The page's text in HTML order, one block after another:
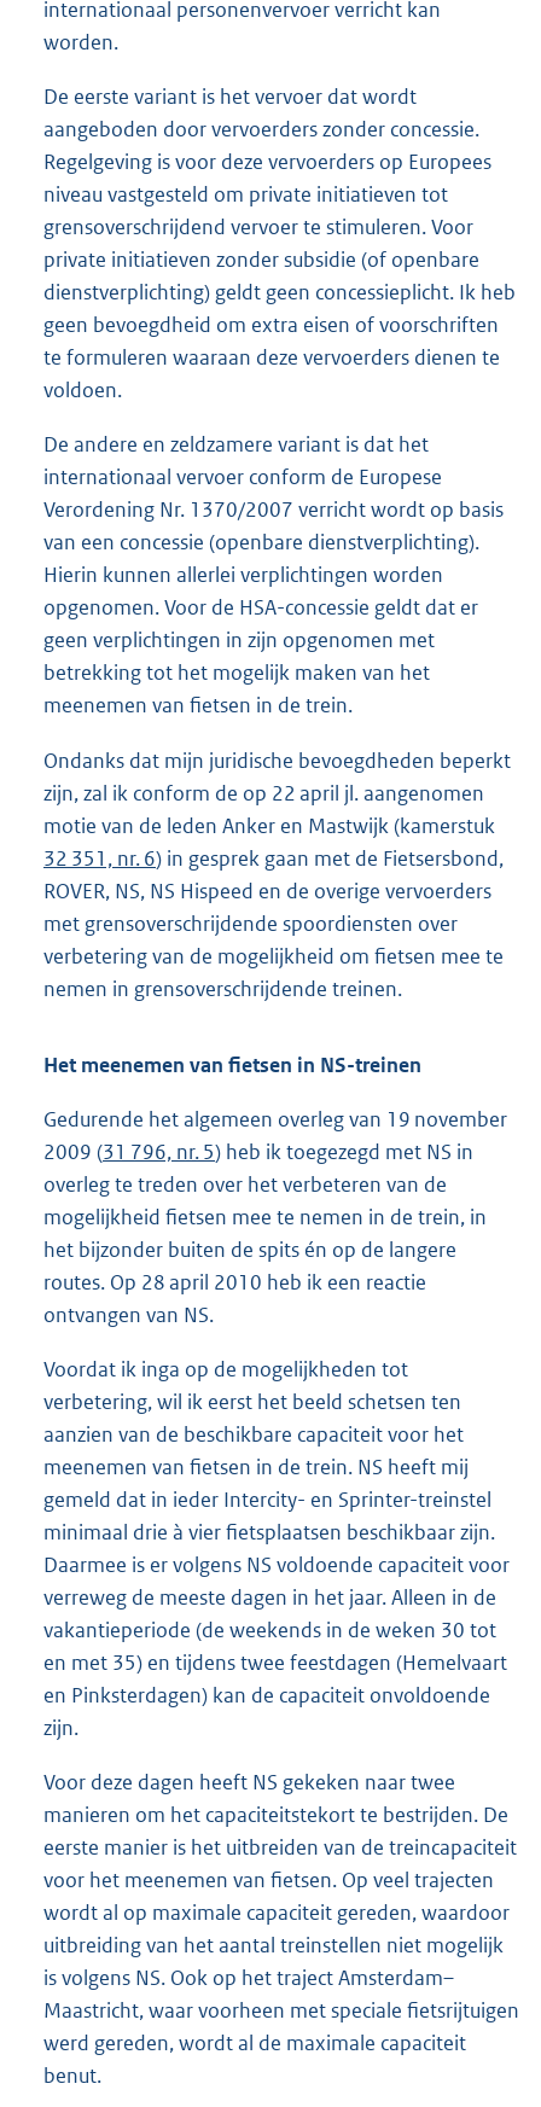
internationaal personenvervoer verricht kan
worden.
De eerste variant is het vervoer dat wordt
aangeboden door vervoerders zonder concessie.
Regelgeving is voor deze vervoerders op Europees
niveau vastgesteld om private initiatieven tot
grensoverschrijdend vervoer te stimuleren. Voor
private initiatieven zonder subsidie (of openbare
dienstverplichting) geldt geen concessieplicht. Ik heb
geen bevoegdheid om extra eisen of voorschriften
te formuleren waaraan deze vervoerders dienen te
voldoen.
De andere en zeldzamere variant is dat het
internationaal vervoer conform de Europese
Verordening Nr. 1370/2007 verricht wordt op basis
van een concessie (openbare dienstverplichting).
Hierin kunnen allerlei verplichtingen worden
opgenomen. Voor de HSA-concessie geldt dat er
geen verplichtingen in zijn opgenomen met
betrekking tot het mogelijk maken van het
meenemen van fietsen in de trein.
Ondanks dat mijn juridische bevoegdheden beperkt
zijn, zal ik conform de op 22 april jl. aangenomen
motie van de leden Anker en Mastwijk (kamerstuk
32 351, nr. 6) in gesprek gaan met de Fietsersbond,
ROVER, NS, NS Hispeed en de overige vervoerders
met grensoverschrijdende spoordiensten over
verbetering van de mogelijkheid om fietsen mee te
nemen in grensoverschrijdende treinen.
Het meenemen van fietsen in NS-treinen
Gedurende het algemeen overleg van 19 november
2009 (31 796, nr. 5) heb ik toegezegd met NS in
overleg te treden over het verbeteren van de
mogelijkheid fietsen mee te nemen in de trein, in
het bijzonder buiten de spits én op de langere
routes. Op 28 april 2010 heb ik een reactie
ontvangen van NS.
Voordat ik inga op de mogelijkheden tot
verbetering, wil ik eerst het beeld schetsen ten
aanzien van de beschikbare capaciteit voor het
meenemen van fietsen in de trein. NS heeft mij
gemeld dat in ieder Intercity- en Sprinter-treinstel
minimaal drie à vier fietsplaatsen beschikbaar zijn.
Daarmee is er volgens NS voldoende capaciteit voor
verreweg de meeste dagen in het jaar. Alleen in de
vakantieperiode (de weekends in de weken 30 tot
en met 35) en tijdens twee feestdagen (Hemelvaart
en Pinksterdagen) kan de capaciteit onvoldoende
zijn.
Voor deze dagen heeft NS gekeken naar twee
manieren om het capaciteitstekort te bestrijden. De
eerste manier is het uitbreiden van de treincapaciteit
voor het meenemen van fietsen. Op veel trajecten
wordt al op maximale capaciteit gereden, waardoor
uitbreiding van het aantal treinstellen niet mogelijk
is volgens NS. Ook op het traject Amsterdam–
Maastricht, waar voorheen met speciale fietsrijtuigen
werd gereden, wordt al de maximale capaciteit
benut.